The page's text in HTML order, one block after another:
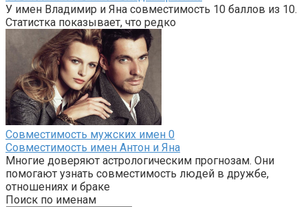
У имен Владимир и Яна совместимость 10 баллов из 10.
Статистка показывает, что редко
Совместимость мужских имен 0
Совместимость имен Антон и Яна
Многие доверяют астрологическим прогнозам. Они
помогают узнать совместимость людей в дружбе,
отношениях и браке
Поиск по именам